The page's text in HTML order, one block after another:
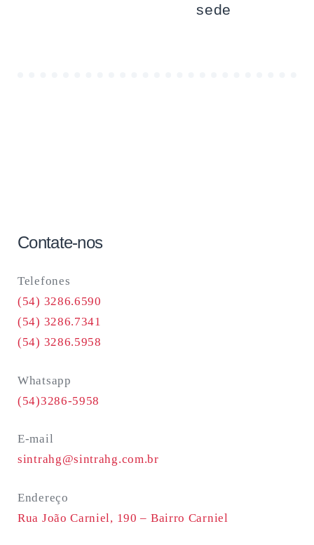
sede
Contate-nos
Telefones
(54) 3286.6590
(54) 3286.7341
(54) 3286.5958
Whatsapp
(54)3286-5958
E-mail
sintrahg@sintrahg.com.br
Endereço
Rua João Carniel, 190 – Bairro Carniel